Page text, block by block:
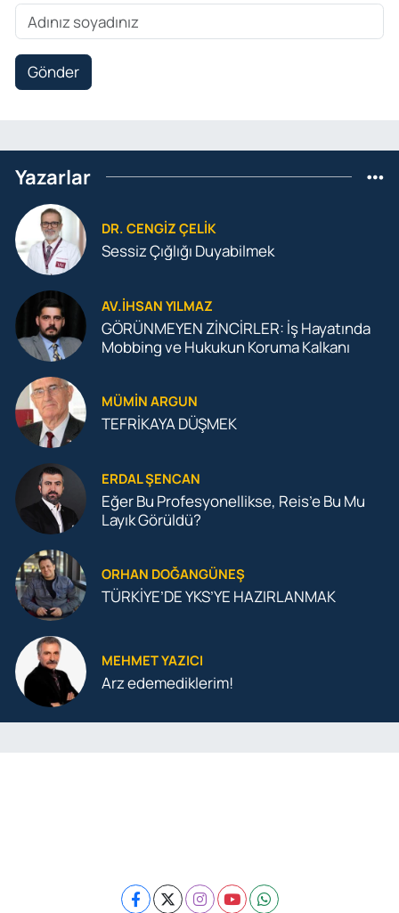
Gönder
Yazarlar
DR. CENGIZ ÇELIK
Sessiz Çığlığı Duyabilmek
AV.İHSAN YILMAZ
GÖRÜNMEYEN ZİNCİRLER: İş Hayatında
Mobbing ve Hukukun Koruma Kalkanı
MÜMIN ARGUN
TEFRİKAYA DÜŞMEK
ERDAL ŞENCAN
Eğer Bu Profesyonellikse, Reis’e Bu Mu
Layık Görüldü?
ORHAN DOĞANGÜNEŞ
TÜRKİYE’DE YKS’YE HAZIRLANMAK
MEHMET YAZICI
Arz edemediklerim!